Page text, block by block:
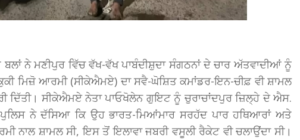
ਨੇ ਮਣੀਪੁਰ ਵਿੱਚ ਵੱਖ-ਵੱਖ ਪਾਬੰਦੀਸ਼ੁਦਾ ਸੰਗਠਨਾਂ ਦੇ ਚਾਰ ਅੱਤਵਾਦੀਆਂ ਨੂੰ
ਮਿਜ਼ੋ ਆਰਮੀ (ਸੀਕੇਐਮਏ) ਦਾ ਸਵੈ-ਘੋਸ਼ਿਤ ਕਮਾਂਡਰ-ਇਨ-ਚੀਫ਼ ਵੀ ਸ਼ਾਮਲ
ਦਿੱਤੀ। ਸੀਕੇਐਮਏ ਨੇਤਾ ਪਾਓਖੋਲੇਨ ਗੁਇਟ ਨੂੰ ਚੁਰਾਚਾਂਦਪੁਰ ਜ਼ਿਲ੍ਹੇ ਦੇ ਐਸ.
ਨੇ ਦੱਸਿਆ ਕਿ ਉਹ ਭਾਰਤ-ਮਿਆਂਮਾਰ ਸਰਹੱਦ ਪਾਰ ਹਥਿਆਰਾਂ ਅਤੇ
ਨਾਲ ਸ਼ਾਮਲ ਸੀ, ਇਸ ਤੋਂ ਇਲਾਵਾ ਜਬਰੀ ਵਸੂਲੀ ਰੈਕੇਟ ਵੀ ਚਲਾਉਂਦਾ ਸੀ।